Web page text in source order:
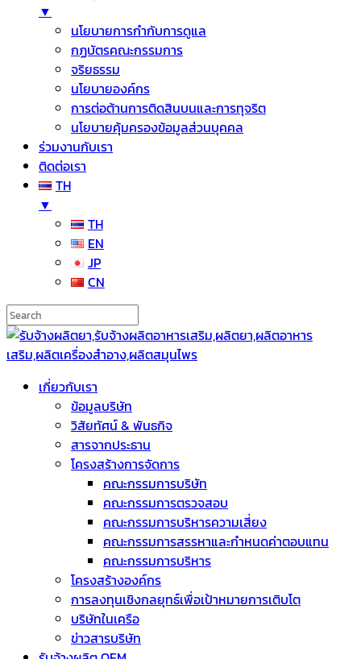
▼
นโยบายการกำกับการดูแล
กฏบัตรคณะกรรมการ
จริยธรรม
นโยบายองค์กร
การต่อต้านการติดสินบนและการทุจริต
นโยบายคุ้มครองข้อมูลส่วนบุคคล
ร่วมงานกับเรา
ติดต่อเรา
TH
▼
TH
EN
JP
CN
เกี่ยวกับเรา
ข้อมูลบริษัท
วิสัยทัศน์ & พันธกิจ
สารจากประธาน
โครงสร้างการจัดการ
คณะกรรมการบริษัท
คณะกรรมการตรวจสอบ
คณะกรรมการบริหารความเสี่ยง
คณะกรรมการสรรหาและกำหนดค่าตอบแทน
คณะกรรมการบริหาร
โครงสร้างองค์กร
การลงทุนเชิงกลยุทธ์เพื่อเป้าหมายการเติบโต
บริษัทในเครือ
ข่าวสารบริษัท